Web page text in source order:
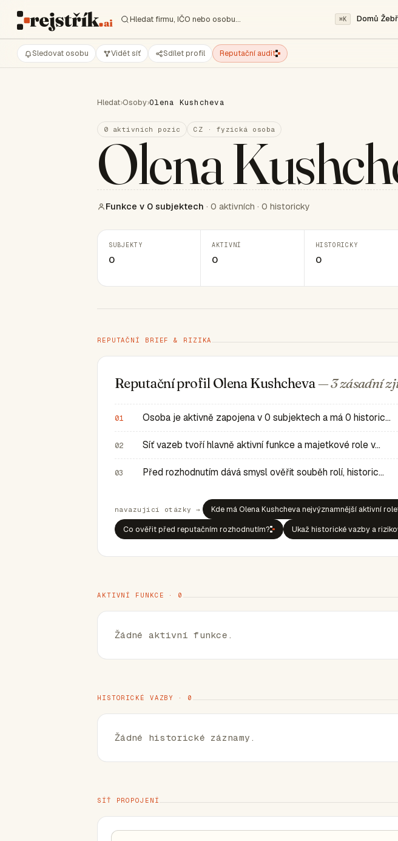
Hledat firmu, IČO nebo osobu… ⌘K Domů
Sledovat osobu Vidět síť Sdílet profil Reputační audit
Hledat›Osoby›Olena Kushcheva
0 aktivních pozic CZ · fyzická osoba
Olena
Funkce v 0 subjektech · 0 aktivních · 0 historicky
SUBJEKTY
0
AKTIVNÍ
0
HISTORICKY
0
REPUTAČNÍ BRIEF & RIZIKA
Reputační profil Olena Kushcheva— 3 zásadní
01 Osoba je aktivně zapojena v 0 subjektech a má 0 historic…
02 Síť vazeb tvoří hlavně aktivní funkce a majetkové role v…
03 Před rozhodnutím dává smysl ověřit souběh rolí, historic…
navazující otázky → Kde má Olena Kushcheva nejvýznamnější aktivní
Co ověřit před reputačním rozhodnutím?
Ukaž historické vazby a
AKTIVNÍ FUNKCE · 0
Žádné aktivní funkce.
HISTORICKÉ VAZBY · 0
Žádné historické záznamy.
SÍŤ PROPOJENÍ